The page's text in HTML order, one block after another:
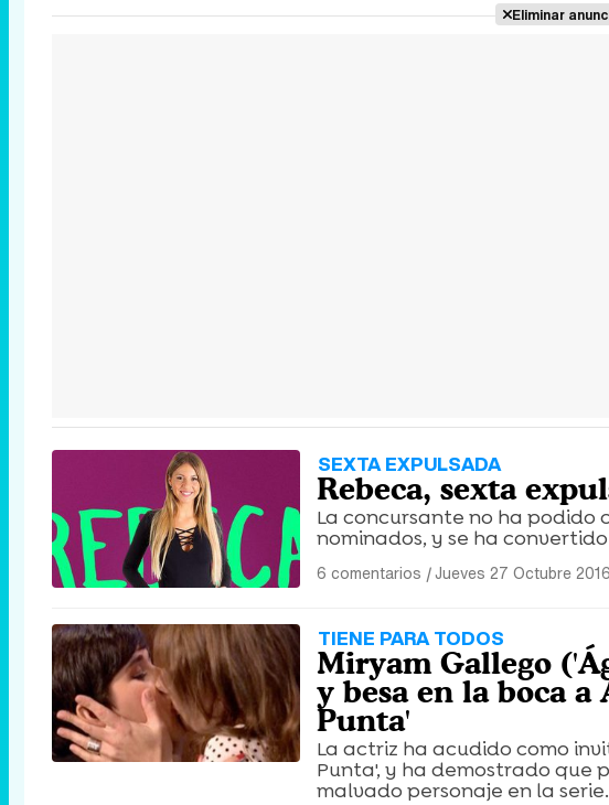
Eliminar
SEXTA EXPULSADA
Rebeca, sexta
La concursante no ha podido
nominados, y se ha
6 comentarios |Jueves 27 Octubre
TIENE PARA TODOS
Miryam Gallego
y besa en la boca
Punta'
La actriz ha acudido como
Punta', y ha demostrado que
malvado personaje en la serie.